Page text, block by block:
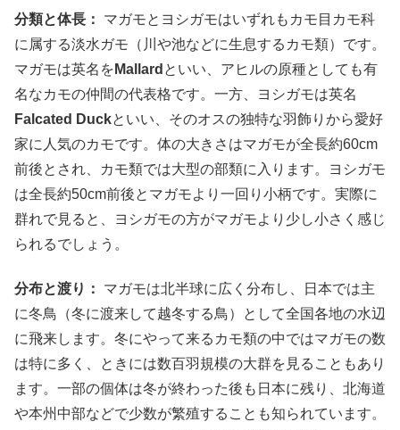
分類と体長：
マガモとヨシガモはいずれもカモ目カモ科
に属する淡水ガモ（川や池などに生息するカモ類）です。
マガモは英名を Mallard といい、アヒルの原種としても有
名なカモの仲間の代表格です。一方、ヨシガモは英名
Falcated Duckといい、そのオスの独特な羽飾りから愛好
家に人気のカモです。体の大きさはマガモが全長約60cm
前後とされ、カモ類では大型の部類に入ります。ヨシガモ
は全長約50cm前後とマガモより一回り小柄です。実際に
群れで見ると、ヨシガモの方がマガモより少し小さく感じ
られるでしょう。
分布と渡り：
マガモは北半球に広く分布し、日本では主
に冬鳥（冬に渡来して越冬する鳥）として全国各地の水辺
に飛来します。冬にやって来るカモ類の中ではマガモの数
は特に多く、ときには数百羽規模の大群を見ることもあり
ます。一部の個体は冬が終わった後も日本に残り、北海道
や本州中部などで少数が繁殖することも知られています。